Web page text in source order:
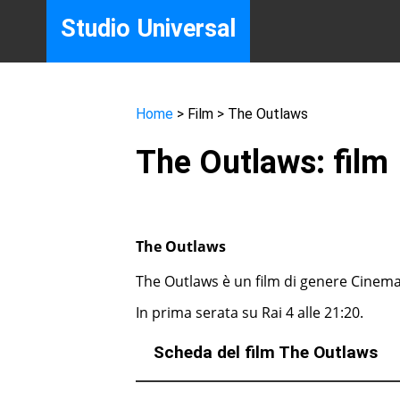
Studio Universal
Home > Film > The Outlaws
The Outlaws: film
The Outlaws
The Outlaws è un film di genere
In prima serata su Rai 4 alle 21:20.
Scheda del film The Outlaws